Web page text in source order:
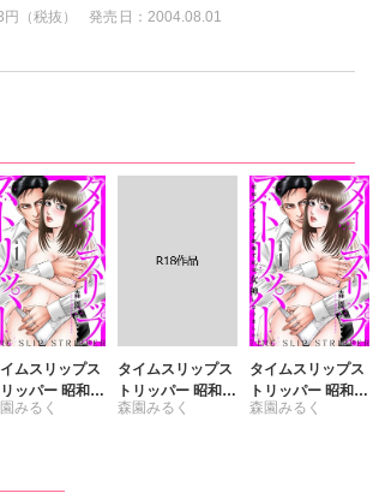
（税抜） 発売日： 2004.08.01
ムスリップス
リッパー 昭和の
リップ劇場で
みるく
タイムスリップス
トリッパー 昭和の
ストリップ劇場で
森園みるく
タイムスリップス
トリッパー 昭和の
ストリップ劇場で
森園みるく